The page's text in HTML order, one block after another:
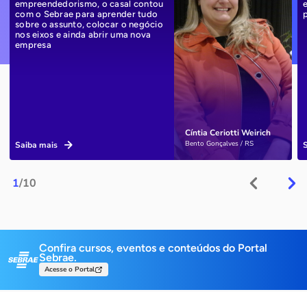
1/10
Cíntia Ceriotti Weirich
Bento Gonçalves / RS
empreendedorismo, o casal contou
com o Sebrae para aprender tudo
sobre o assunto, colocar o negócio
nos eixos e ainda abrir uma nova
empresa
Saiba mais
Confira cursos, eventos e conteúdos do Portal
Sebrae.
Acesse o Portal